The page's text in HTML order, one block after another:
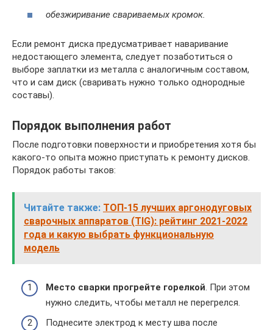
обезжиривание свариваемых кромок.
Если ремонт диска предусматривает наваривание
недостающего элемента, следует позаботиться о
выборе заплатки из металла с аналогичным составом,
что и сам диск (сваривать нужно только однородные
составы).
Порядок выполнения работ
После подготовки поверхности и приобретения хотя бы
какого-то опыта можно приступать к ремонту дисков.
Порядок работы таков:
Читайте также: ТОП-15 лучших аргонодуговых
сварочных аппаратов (TIG): рейтинг 2021-2022
года и какую выбрать функциональную
модель
Место сварки прогрейте горелкой . При этом
нужно следить, чтобы металл не перегрелся.
Поднесите электрод к месту шва после